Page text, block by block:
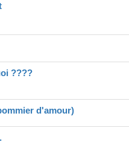
????
d'amour)